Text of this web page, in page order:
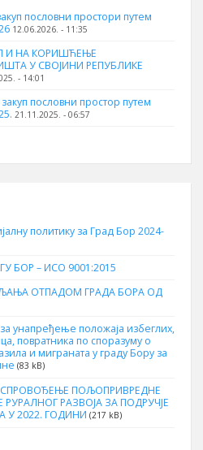
пословни простори путем
12.06.2026. - 11:35
И НА КОРИШЋЕЊЕ
У СВОЈИНИ РЕПУБЛИКЕ
- 14:01
пословни простор путем
21.11.2025. - 06:57
политику за Град Бор 2024-
БОР – ИСО 9001:2015
ОТПАДОМ ГРАДА БОРА ОД
унапређење положаја избеглих,
повратника по споразуму о
и миграната у граду Бору за
(83 kB)
ПОЉОПРИВРЕДНЕ
РАЗВОЈА ЗА ПОДРУЧЈЕ
У 2022. ГОДИНИ (217 kB)